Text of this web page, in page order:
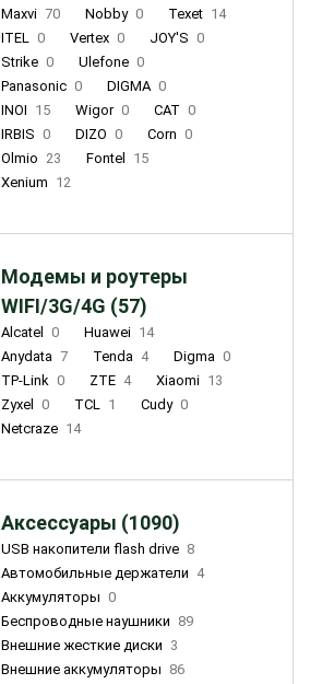
Maxvi 70 Nobby 0 Texet 14
ITEL 0 Vertex 0 JOY'S 0
Strike 0 Ulefone 0
Panasonic 0 DIGMA 0
INOI 15 Wigor 0 CAT 0
IRBIS 0 DIZO 0 Corn 0
Olmio 23 Fontel
15
Xenium 12
Модемы и роутеры
WIFI/3G/4G (57)
Alcatel 0 Huawei 14
Anydata 7 Tenda 4 Digma 0
TP-Link 0 ZTE 4 Xiaomi 13
Zyxel
0 TCL 1 Cudy 0
Netcraze 14
Аксессуары (1090)
USB накопители flash drive 8
Автомобильные держатели 4
Аккумуляторы 0
Беспроводные наушники 89
Внешние жесткие диски 3
Внешние аккумуляторы 86